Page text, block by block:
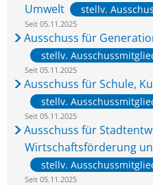
Umwelt
stellv.
Seit 05.11.2025
Ausschuss für
stellv.
Seit 05.11.2025
Ausschuss für Schule,
stellv.
Seit 05.11.2025
Ausschuss für
Wirtschaftsförderung
stellv.
Seit 05.11.2025